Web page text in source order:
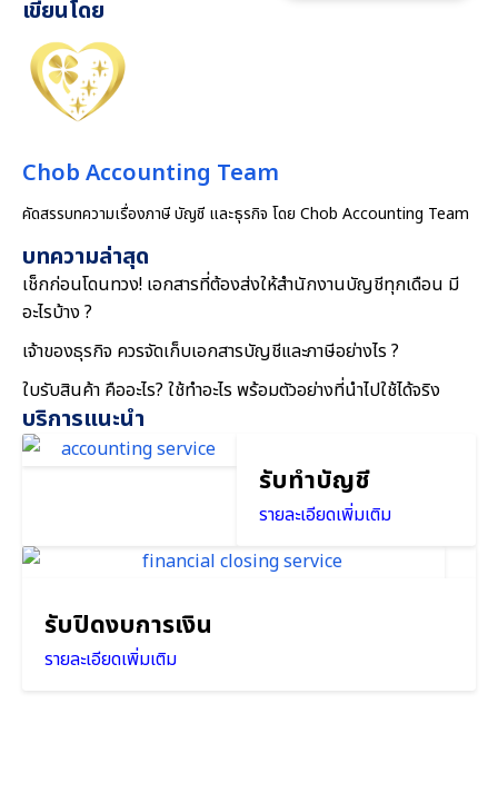
เขียนโดย
Chob Accounting Team
คัดสรรบทความเรื่องภาษี บัญชี และธุรกิจ โดย Chob Accounting Team
บทความล่าสุด
เช็กก่อนโดนทวง! เอกสารที่ต้องส่งให้สำนักงานบัญชีทุกเดือน มี
อะไรบ้าง ?
เจ้าของธุรกิจ ควรจัดเก็บเอกสารบัญชีและภาษีอย่างไร ?
ใบรับสินค้า คืออะไร? ใช้ทำอะไร พร้อมตัวอย่างที่นำไปใช้ได้จริง
บริการแนะนำ
รับทำบัญชี
รายละเอียดเพิ่มเติม
รับปิดงบการเงิน
รายละเอียดเพิ่มเติม